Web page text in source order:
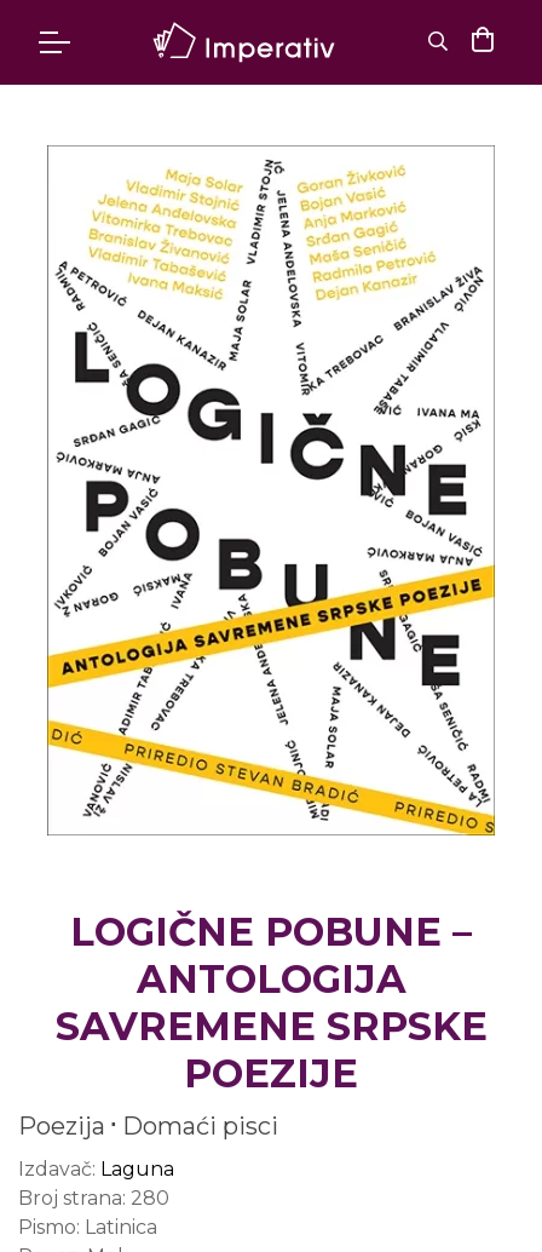
LOGIČNE POBUNE –
ANTOLOGIJA
SAVREMENE SRPSKE
POEZIJE
Poezija Domaći pisci
Izdavač: Laguna
Broj strana: 280
Pismo: Latinica